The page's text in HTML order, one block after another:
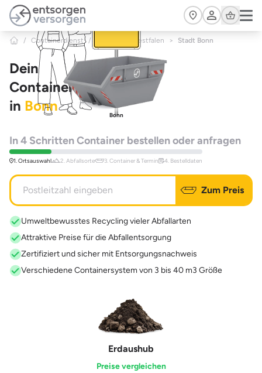
Zum Hauptinhalt springen
Cart
/ Containerdienst / Nordrhein-Westfalen > Stadt Bonn
Dein
Containerdienst
in Bonn
Bonn
In 4 Schritten Container bestellen oder anfragen
1. Ortsauswahl 2. Abfallsorte 3. Container & Termin 4. Bestelldaten
Zum Preis
Umweltbewusstes Recycling vieler Abfallarten
Attraktive Preise für die Abfallentsorgung
Zertifiziert und sicher mit Entsorgungsnachweis
Verschiedene Containersystem von 3 bis 40 m3 Größe
Erdaushub
Preise vergleichen